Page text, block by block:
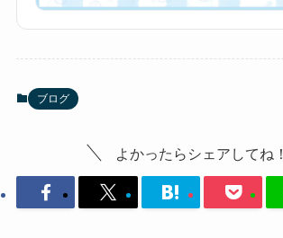
ブログ
よかったらシェアしてね！